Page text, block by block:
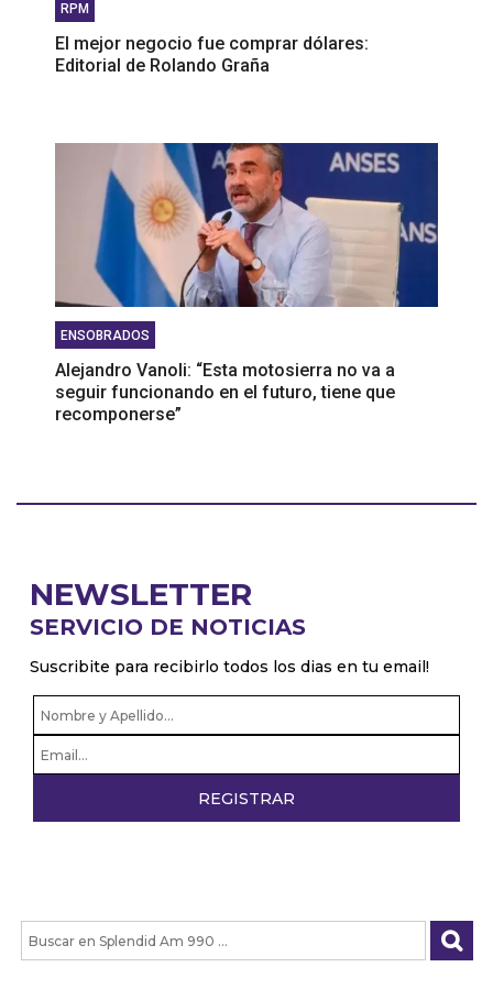
RPM
El mejor negocio fue comprar dólares:
Editorial de Rolando Graña
ENSOBRADOS
Alejandro Vanoli: “Esta motosierra no va a
seguir funcionando en el futuro, tiene que
recomponerse”
NEWSLETTER
SERVICIO DE NOTICIAS
Suscribite para recibirlo todos los dias en tu email!